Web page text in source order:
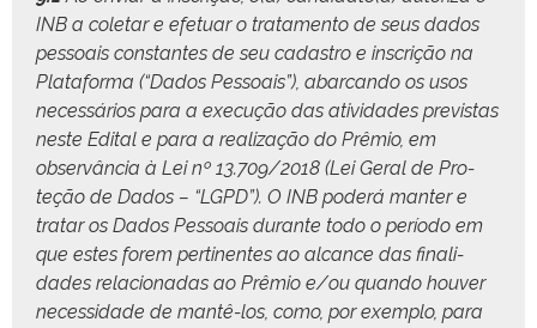
INB a cole­tar e efe­t­u­ar o trata­men­to de seus dados
pes­soais con­stantes de seu cadas­tro e inscrição na
Platafor­ma (“Dados Pes­soais”), abar­can­do os usos
necessários para a exe­cução das ativi­dades pre­vis­tas
neste Edi­tal e para a real­iza­ção do Prêmio, em
observân­cia à Lei nº 13.709/2018 (Lei Ger­al de Pro­
teção de Dados – “LGPD”). O INB poderá man­ter e
tratar os Dados Pes­soais durante todo o perío­do em
que estes forem per­ti­nentes ao alcance das final­i­
dades rela­cionadas ao Prêmio e/ou quan­do hou­ver
neces­si­dade de man­tê-los, como, por exem­p­lo, para